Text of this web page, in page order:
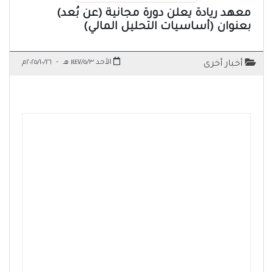
معهد ريادة يعلن دورة مجانية (عن بُعد)
بعنوان (أساسيات التحليل المالي)
أخبار أخرى الأحد ١٤٤٧/٥/٣ هـ - ٢٠٢٥/١٠/٢٦م